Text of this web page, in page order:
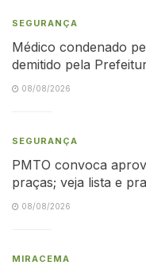
SEGURANÇA
Médico condenado
demitido pela
08/08/2026
SEGURANÇA
PMTO convoca
praças; veja lista e
08/08/2026
MIRACEMA